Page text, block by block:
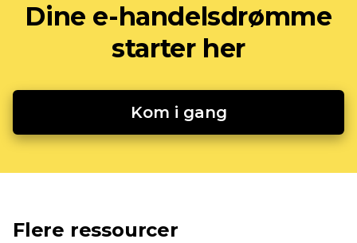
Dine e-handelsdrømme
starter her
Kom i gang
Flere ressourcer